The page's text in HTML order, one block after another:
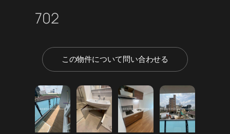
702
この物件について問い合わせる